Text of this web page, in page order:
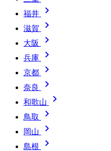
福井 
滋賀 
大阪 
兵庫 
京都 
奈良 
和歌山 
鳥取 
岡山 
島根 